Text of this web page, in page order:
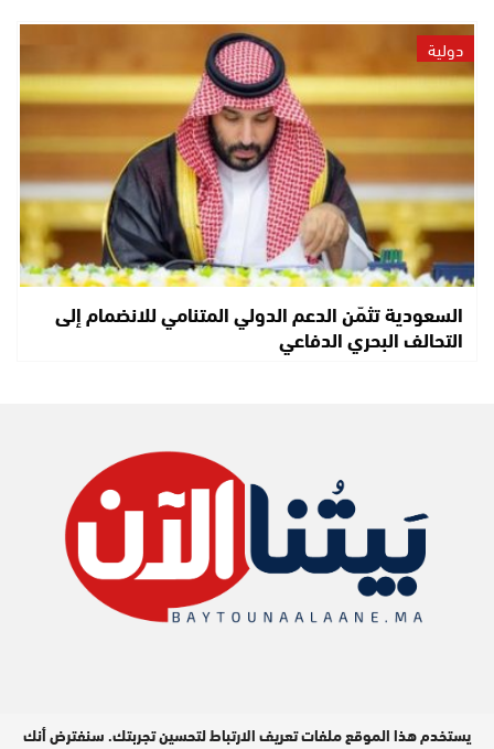
دولية
السعودية تثمّن الدعم الدولي المتنامي للانضمام إلى
التحالف البحري الدفاعي
يستخدم هذا الموقع ملفات تعريف الارتباط لتحسين تجربتك. سنفترض أنك